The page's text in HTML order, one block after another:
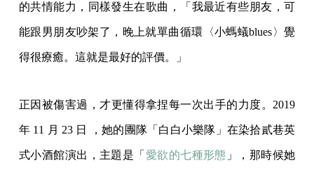
的共情能力，同樣發生在歌曲，「我最近有些朋友，可
能跟男朋友吵架了，晚上就單曲循環〈小螞蟻blues〉覺
得很療癒。這就是最好的評價。」
正因被傷害過，才更懂得拿捏每一次出手的力度。2019
年 11 月 23 日 ，她的團隊「白白小樂隊」在染拾貳巷英
式小酒館演出，主題是「 愛欲的七種形態 」，那時候她